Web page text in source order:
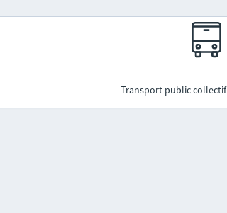
Transport public collectif